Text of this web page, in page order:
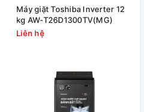
Máy giặt Toshiba Inverter 12
kg AW-T26D1300TV(MG)
Liên hệ